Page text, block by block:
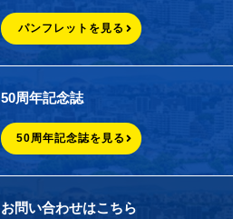
パンフレットを見る
50周年記念誌
50周年記念誌を見る
お問い合わせはこちら